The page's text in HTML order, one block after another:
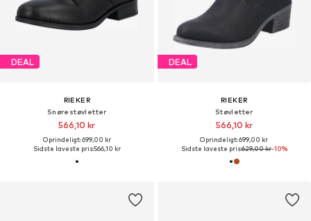
DEAL
RIEKER
Snørestøvletter
566,10 kr
Oprindeligt: 699,00 kr
Sidste laveste pris:566,10 kr
DEAL
RIEKER
Støvletter
566,10 kr
Oprindeligt: 699,00 kr
Sidste laveste pris:629,00 kr-10%